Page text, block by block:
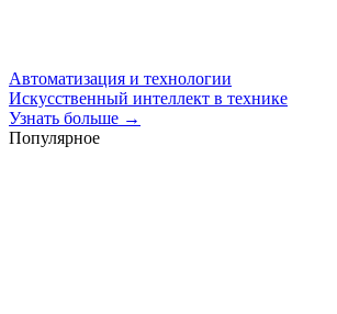
Автоматизация и технологии
Искусственный интеллект в технике
Узнать больше →
Популярное